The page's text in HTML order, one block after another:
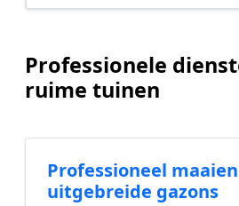
Professionele
ruime tuinen
Professioneel
uitgebreide gazons